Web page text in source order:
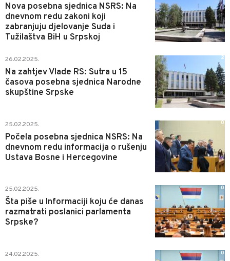
Nova posebna sjednica NSRS: Na
dnevnom redu zakoni koji
zabranjuju djelovanje Suda i
Tužilaštva BiH u Srpskoj
26.02.2025.
Na zahtjev Vlade RS: Sutra u 15
časova posebna sjednica Narodne
skupštine Srpske
2
25.02.2025.
Počela posebna sjednica NSRS: Na
dnevnom redu informacija o rušenju
Ustava Bosne i Hercegovine
0
25.02.2025.
Šta piše u Informaciji koju će danas
razmatrati poslanici parlamenta
Srpske?
0
24.02.2025. 0